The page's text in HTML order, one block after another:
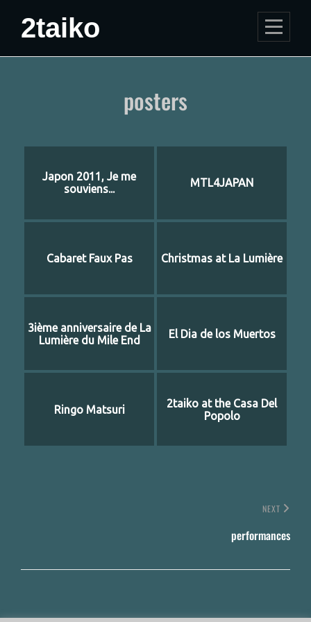
2taiko
posters
Japon 2011, Je me
souviens...
MTL4JAPAN
Cabaret Faux Pas Christmas at La Lumière
3ième anniversaire de La
Lumière du Mile End
El Dia de los Muertos
Ringo Matsuri
2taiko at the Casa Del
Popolo
NEXT
performances